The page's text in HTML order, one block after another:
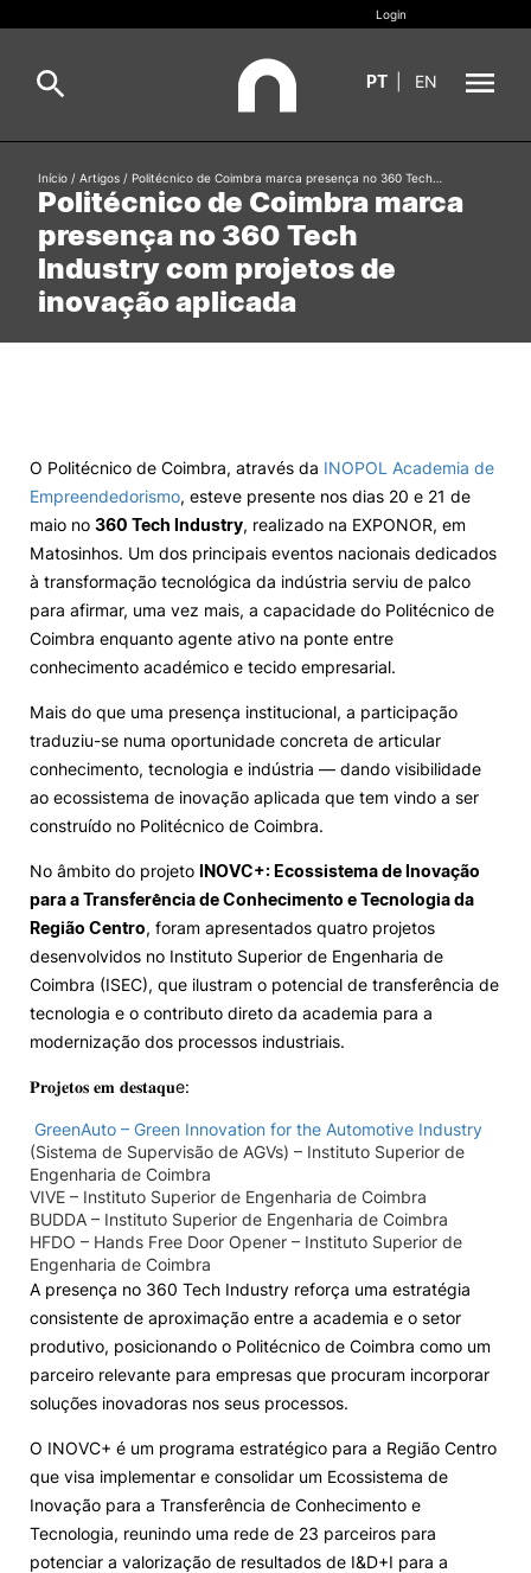
Sobre
Estudar
Internacional
Ação Social
Alumni
Projetos PRR
Magazine
Eventos
©2026 Instituto Politécnico de
Login
PT EN
Pesquisa
Oferta Formativa Geral
Politécnico de Coimbra marca
presença no 360 Tech
Industry com projetos de
inovação aplicada
Início / Artigos / Politécnico de Coimbra marca presença no 360 Tech…
O Politécnico de Coimbra, através da INOPOL Academia de
Empreendedorismo, esteve presente nos dias 20 e 21 de
maio no 360 Tech Industry, realizado na EXPONOR, em
Matosinhos. Um dos principais eventos nacionais dedicados
à transformação tecnológica da indústria serviu de palco
para afirmar, uma vez mais, a capacidade do Politécnico de
Coimbra enquanto agente ativo na ponte entre
conhecimento académico e tecido empresarial.
Mais do que uma presença institucional, a participação
traduziu-se numa oportunidade concreta de articular
conhecimento, tecnologia e indústria — dando visibilidade
ao ecossistema de inovação aplicada que tem vindo a ser
construído no Politécnico de Coimbra.
No âmbito do projeto INOVC+: Ecossistema de Inovação
para a Transferência de Conhecimento e Tecnologia da
Região Centro, foram apresentados quatro projetos
desenvolvidos no Instituto Superior de Engenharia de
Coimbra (ISEC), que ilustram o potencial de transferência de
tecnologia e o contributo direto da academia para a
modernização dos processos industriais.
𝐏𝐫𝐨𝐣𝐞𝐭𝐨𝐬 𝐞𝐦 𝐝𝐞𝐬𝐭𝐚𝐪𝐮e:
GreenAuto – Green Innovation for the Automotive Industry
(Sistema de Supervisão de AGVs) – Instituto Superior de
Engenharia de Coimbra
VIVE – Instituto Superior de Engenharia de Coimbra
BUDDA – Instituto Superior de Engenharia de Coimbra
HFDO – Hands Free Door Opener – Instituto Superior de
Engenharia de Coimbra
A presença no 360 Tech Industry reforça uma estratégia
consistente de aproximação entre a academia e o setor
produtivo, posicionando o Politécnico de Coimbra como um
parceiro relevante para empresas que procuram incorporar
soluções inovadoras nos seus processos.
O INOVC+ é um programa estratégico para a Região Centro
que visa implementar e consolidar um Ecossistema de
Inovação para a Transferência de Conhecimento e
Tecnologia, reunindo uma rede de 23 parceiros para
potenciar a valorização de resultados de I&D+I para a